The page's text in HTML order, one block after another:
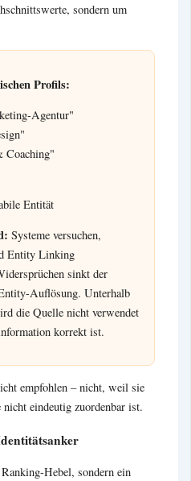
sondern um
Profils:
Agentur"
Coaching"
Entität
Systeme versuchen,
Entity Linking
sinkt der
Auflösung. Unterhalb
die Quelle nicht verwendet
korrekt ist.
empfohlen – nicht, weil sie
eindeutig zuordenbar ist.
Hebel, sondern ein